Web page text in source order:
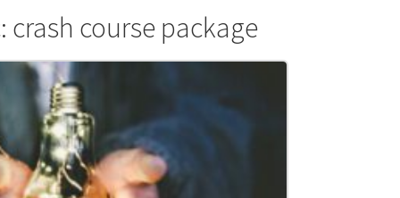
course package